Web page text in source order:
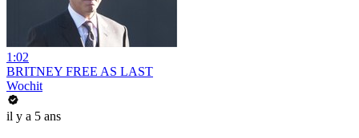
1:02
BRITNEY FREE AS LAST
Wochit
il y a 5 ans